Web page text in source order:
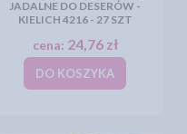
JADALNE DO DESERÓW -
KIELICH 4216 - 27 SZT
cena: 24,76 zł
DO KOSZYKA